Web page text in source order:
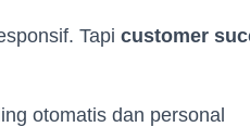
Tapi customer
otomatis dan personal